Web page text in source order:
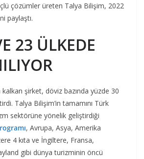
çözümler üreten Talya Bilişim, 2022
paylaştı.
23 ÜLKEDE
kalkan şirket, döviz bazında yüzde 30
Talya Bilişim’in tamamını Türk
sektörüne yönelik geliştirdiği
, Avrupa, Asya, Amerika
4 kıta ve İngiltere, Fransa,
gibi dünya turizminin öncü